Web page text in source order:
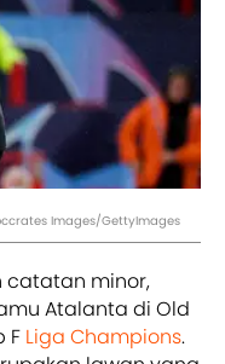
Images/GettyImages
catatan minor,
Atalanta di Old
F Liga Champions.